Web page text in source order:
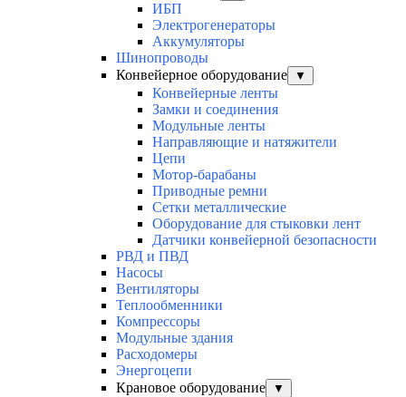
ИБП
Электрогенераторы
Аккумуляторы
Шинопроводы
Конвейерное оборудование
▼
Конвейерные ленты
Замки и соединения
Модульные ленты
Направляющие и натяжители
Цепи
Мотор-барабаны
Приводные ремни
Сетки металлические
Оборудование для стыковки лент
Датчики конвейерной безопасности
РВД и ПВД
Насосы
Вентиляторы
Теплообменники
Компрессоры
Модульные здания
Расходомеры
Энергоцепи
Крановое оборудование
▼